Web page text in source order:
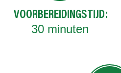
VOORBEREIDINGSTIJD:
30 minuten